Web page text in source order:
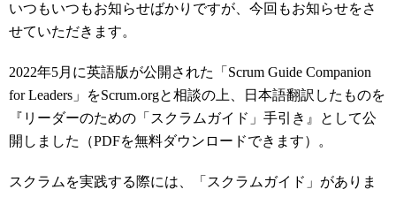
いつもいつもお知らせばかりですが、今回もお知らせをさ
せていただきます。
2022年5月に英語版が公開された「 Scrum Guide Companion
for Leaders」をScrum.orgと相談の上、日本語翻訳したものを
『リーダーのための「スクラムガイド」手引き』として公
開しました（PDFを無料ダウンロードできます）。
スクラムを実践する際には、「スクラムガイド」がありま